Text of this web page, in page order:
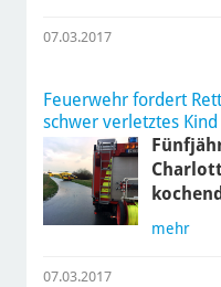
07.03.2017
Feuerwehr fordert
schwer verletztes
mehr
07.03.2017